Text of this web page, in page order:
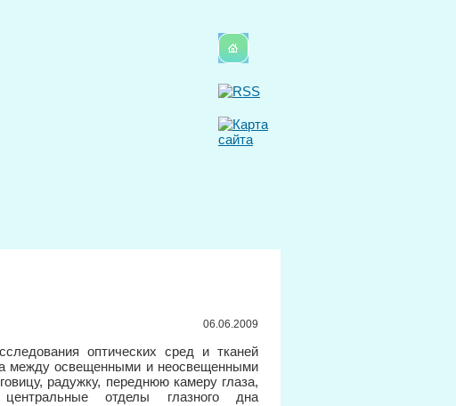
06.06.2009
оптических сред и тканей
между освещенными и неосвещенными
радужку, переднюю камеру глаза,
отделы глазного дна